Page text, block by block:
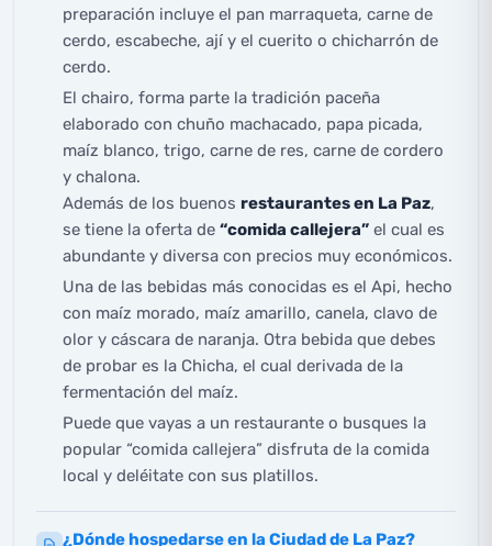
preparación incluye el pan marraqueta, carne de
cerdo, escabeche, ají y el cuerito o chicharrón de
cerdo.
El chairo, forma parte la tradición paceña
elaborado con chuño machacado, papa picada,
maíz blanco, trigo, carne de res, carne de cordero
y chalona.
Además de los buenos restaurantes en La Paz,
se tiene la oferta de “comida callejera” el cual es
abundante y diversa con precios muy económicos.
Una de las bebidas más conocidas es el Api, hecho
con maíz morado, maíz amarillo, canela, clavo de
olor y cáscara de naranja. Otra bebida que debes
de probar es la Chicha, el cual derivada de la
fermentación del maíz.
Puede que vayas a un restaurante o busques la
popular “comida callejera” disfruta de la comida
local y deléitate con sus platillos.
¿Dónde hospedarse en la Ciudad de La Paz?